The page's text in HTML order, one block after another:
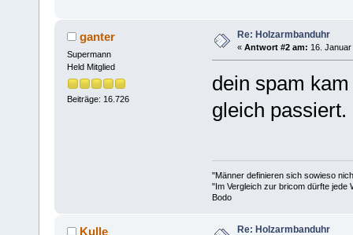
ganter
Supermann
Held Mitglied
Beiträge: 16.726
Re: Holzarmbanduhr
« Antwort #2 am: 16.
dein spam
gleich passiert.
"Männer definieren sich sowieso
"Im Vergleich zur bricom dürfte jede
Bodo
Kulle Re: Holzarmbanduhr